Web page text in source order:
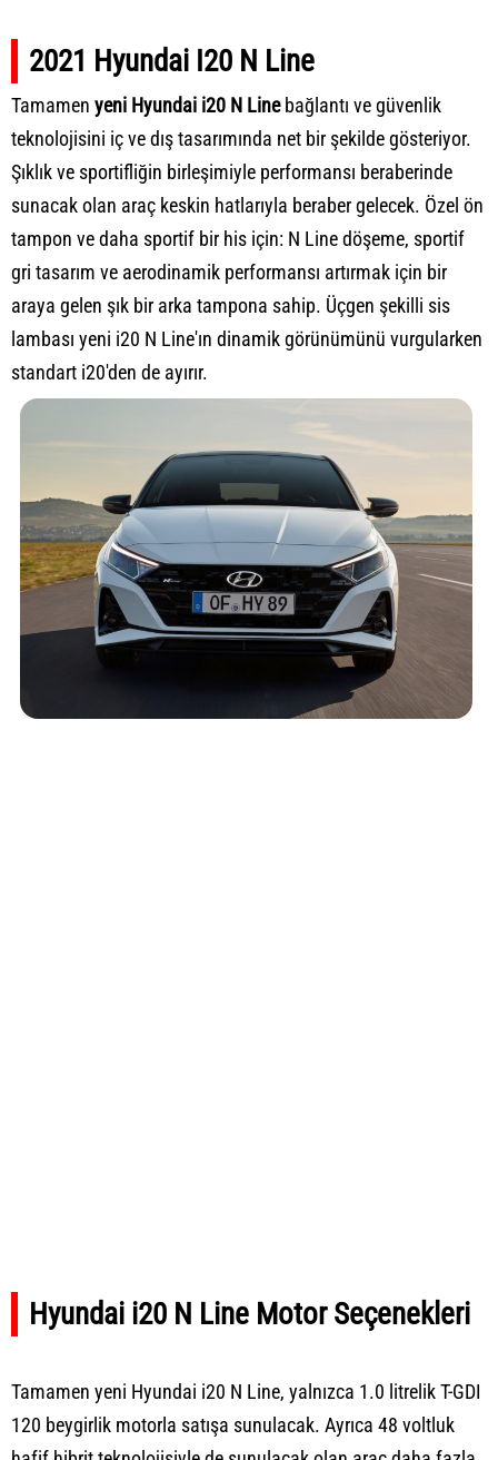
2021 Hyundai I20 N Line
Tamamen yeni Hyundai i20 N Linebağlantı ve güvenlik
teknolojisini iç ve dış tasarımında net bir şekilde gösteriyor.
Şıklık ve sportifliğin birleşimiyle performansı beraberinde
sunacak olan araç keskin hatlarıyla beraber gelecek. Özel ön
tampon ve daha sportif bir his için: N Line döşeme, sportif
gri tasarım ve aerodinamik performansı artırmak için bir
araya gelen şık bir arka tampona sahip. Üçgen şekilli sis
lambası yeni i20 N Line'ın dinamik görünümünü vurgularken
standart i20'den de ayırır.
Hyundai i20 N Line Motor Seçenekleri
Tamamen yeni Hyundai i20 N Line, yalnızca 1.0 litrelik T-GDI
120 beygirlik motorla satışa sunulacak. Ayrıca 48 voltluk